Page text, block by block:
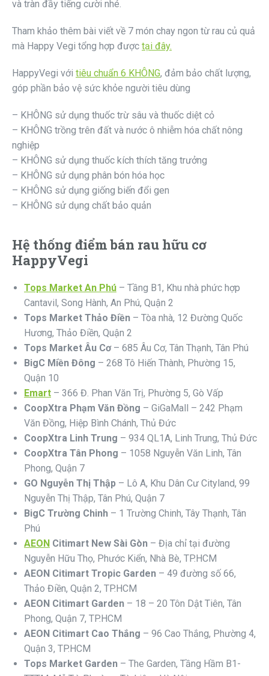
và tràn đầy tiếng cười nhé.
Tham khảo thêm bài viết về 7 món chay ngon từ rau củ quả
mà Happy Vegi tổng hợp được tại đây.
HappyVegi với tiêu chuẩn 6 KHÔNG, đảm bảo chất lượng,
góp phần bảo vệ sức khỏe người tiêu dùng
– KHÔNG sử dụng thuốc trừ sâu và thuốc diệt cỏ
– KHÔNG trồng trên đất và nước ô nhiễm hóa chất nông
nghiệp
– KHÔNG sử dụng thuốc kích thích tăng trưởng
– KHÔNG sử dụng phân bón hóa học
– KHÔNG sử dụng giống biến đổi gen
– KHÔNG sử dụng chất bảo quản
Hệ thống điểm bán rau hữu cơ
HappyVegi
Tops Market An Phú – Tầng B1, Khu nhà phức hợp
Cantavil, Song Hành, An Phú, Quận 2
Tops Market Thảo Điền – Tòa nhà, 12 Đường Quốc
Hương, Thảo Điền, Quận 2
Tops Market Âu Cơ– 685 Âu Cơ, Tân Thạnh, Tân Phú
BigC Miền Đông – 268 Tô Hiến Thành, Phường 15,
Quận 10
Emart – 366 Đ. Phan Văn Trị, Phường 5, Gò Vấp
CoopXtra Phạm Văn Đồng – GiGaMall – 242 Phạm
Văn Đồng, Hiệp Bình Chánh, Thủ Đức
CoopXtra Linh Trung – 934 QL1A, Linh Trung, Thủ Đức
CoopXtra Tân Phong – 1058 Nguyễn Văn Linh, Tân
Phong, Quận 7
GO Nguyễn Thị Thập – Lô A, Khu Dân Cư Cityland, 99
Nguyễn Thị Thập, Tân Phú, Quận 7
BigC Trường Chinh – 1 Trường Chinh, Tây Thạnh, Tân
Phú
AEON Citimart New Sài Gòn – Địa chỉ tại đường
Nguyễn Hữu Thọ, Phước Kiển, Nhà Bè, TP.HCM
AEON Citimart Tropic Garden – 49 đường số 66,
Thảo Điền, Quận 2, TP.HCM
AEON Citimart Garden – 18 – 20 Tôn Dật Tiên, Tân
Phong, Quận 7, TP.HCM
AEON Citimart Cao Thắng – 96 Cao Thắng, Phường 4,
Quận 3, TP.HCM
Tops Market Garden – The Garden, Tầng Hầm B1-